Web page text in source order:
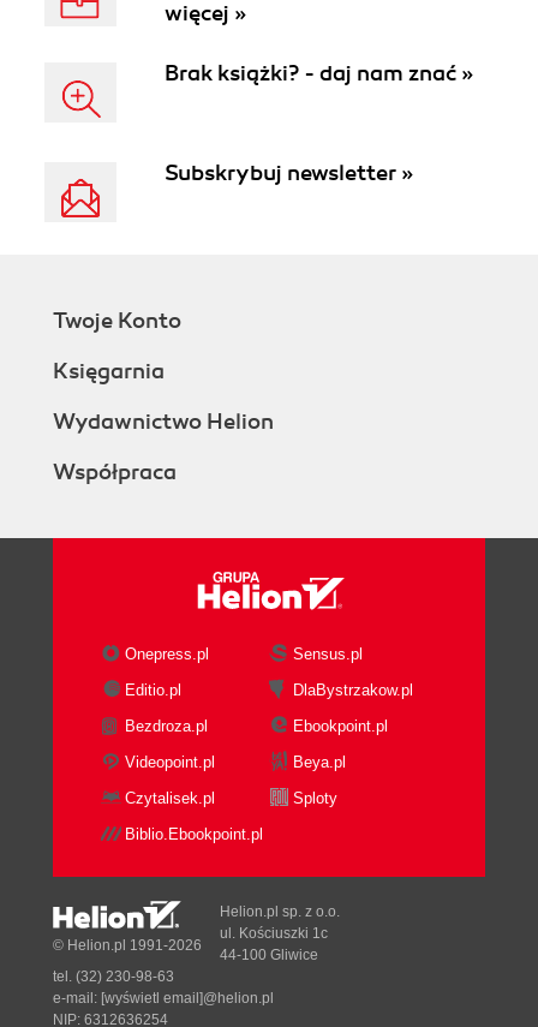
więcej »
Brak książki? - daj nam znać »
Subskrybuj newsletter »
Twoje Konto
Księgarnia
Wydawnictwo Helion
Współpraca
Onepress.pl
Sensus.pl
Editio.pl
DlaBystrzakow.pl
Bezdroza.pl
Ebookpoint.pl
Videopoint.pl
Beya.pl
Czytalisek.pl
Sploty
Biblio.Ebookpoint.pl
© Helion.pl 1991-2026
Helion.pl sp. z o.o.
ul. Kościuszki 1c
44-100 Gliwice
tel. (32) 230-98-63
e-mail: [wyświetl email]@helion.pl
NIP: 6312636254